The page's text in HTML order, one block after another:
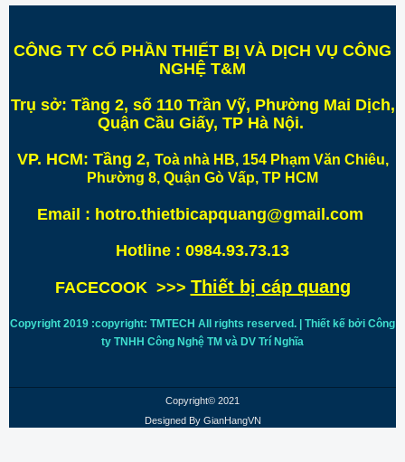
CÔNG TY CỔ PHẦN THIẾT BỊ VÀ DỊCH VỤ CÔNG
NGHỆ T&M
Trụ sở: Tầng 2, số 110 Trần Vỹ, Phường Mai Dịch,
Quận Cầu Giấy, TP Hà Nội.
VP. HCM: Tầng 2, Toà nhà HB, 154 Phạm Văn Chiêu,
Phường 8, Quận Gò Vấp, TP HCM
Email : hotro.thietbicapquang@gmail.com
Hotline : 0984.93.73.13
FACECOOK >>> Thiết bị cáp quang
Copyright 2019 :copyright: TMTECH All rights reserved. | Thiết kế bởi Công
ty TNHH Công Nghệ TM và DV Trí Nghĩa
Copyright© 2021
Designed By GianHangVN